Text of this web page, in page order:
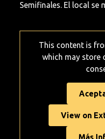
Semifinales. El local se
This content is
which may store
View on
Más